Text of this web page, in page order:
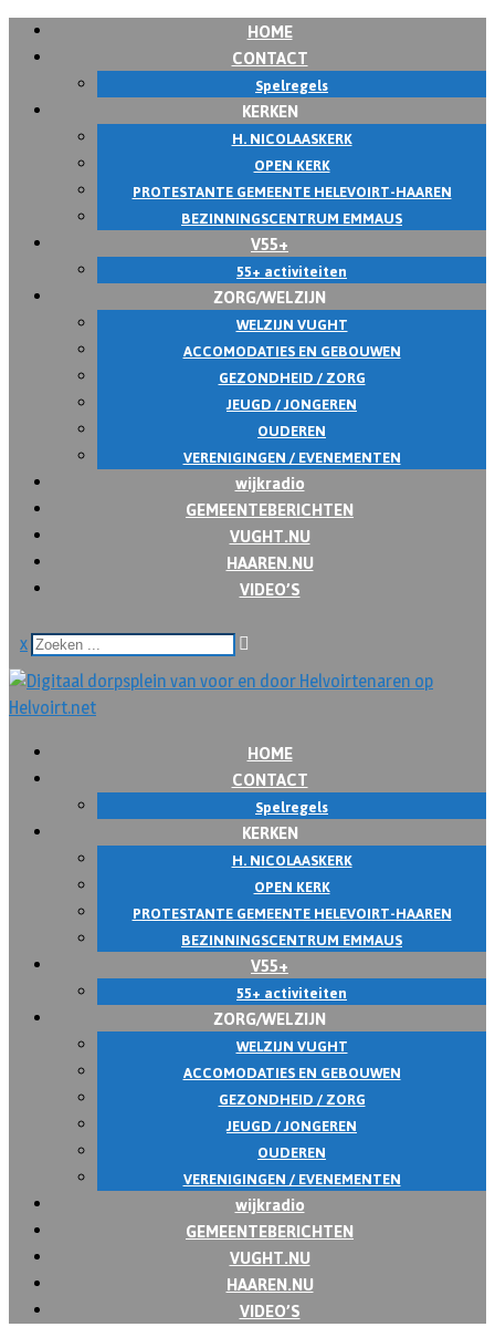
HOME
CONTACT
Spelregels
KERKEN
H. NICOLAASKERK
OPEN KERK
PROTESTANTE GEMEENTE HELEVOIRT-HAAREN
BEZINNINGSCENTRUM EMMAUS
V55+
55+ activiteiten
ZORG/WELZIJN
WELZIJN VUGHT
ACCOMODATIES EN GEBOUWEN
GEZONDHEID / ZORG
JEUGD / JONGEREN
OUDEREN
VERENIGINGEN / EVENEMENTEN
wijkradio
GEMEENTEBERICHTEN
VUGHT.NU
HAAREN.NU
VIDEO’S
x
HOME
CONTACT
Spelregels
KERKEN
H. NICOLAASKERK
OPEN KERK
PROTESTANTE GEMEENTE HELEVOIRT-HAAREN
BEZINNINGSCENTRUM EMMAUS
V55+
55+ activiteiten
ZORG/WELZIJN
WELZIJN VUGHT
ACCOMODATIES EN GEBOUWEN
GEZONDHEID / ZORG
JEUGD / JONGEREN
OUDEREN
VERENIGINGEN / EVENEMENTEN
wijkradio
GEMEENTEBERICHTEN
VUGHT.NU
HAAREN.NU
VIDEO’S